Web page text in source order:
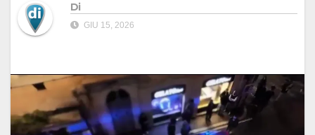
Di
GIU 15, 2026